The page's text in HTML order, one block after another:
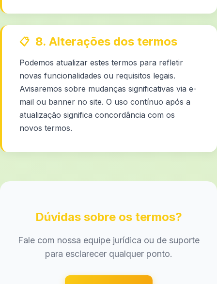
8. Alterações dos termos
Podemos atualizar estes termos para refletir
novas funcionalidades ou requisitos legais.
Avisaremos sobre mudanças significativas via e-
mail ou banner no site. O uso contínuo após a
atualização significa concordância com os
novos termos.
Dúvidas sobre os termos?
Fale com nossa equipe jurídica ou de suporte
para esclarecer qualquer ponto.